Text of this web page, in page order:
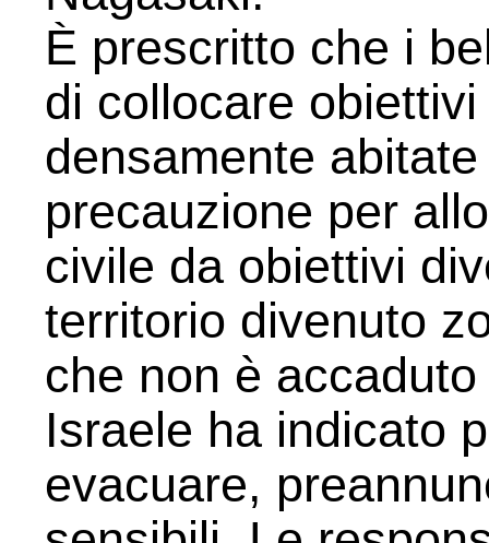
È prescritto che i
di collocare
densamente
precauzione per
civile da obiettivi
territorio divenuto
che non è
Israele ha indicato
evacuare,